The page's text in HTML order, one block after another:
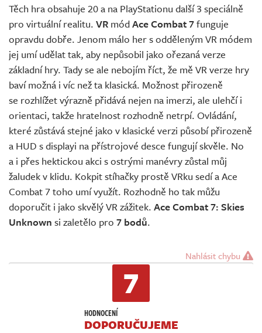
Těch hra obsahuje 20 a na PlayStationu další 3 speciálně
pro virtuální realitu. VR módAce Combat 7funguje
opravdu dobře. Jenom málo her s odděleným VR módem
jej umí udělat tak, aby nepůsobil jako ořezaná verze
základní hry. Tady se ale nebojím říct, že mě VR verze hry
baví možná i víc než ta klasická. Možnost přirozeně
se rozhlížet výrazně přidává nejen na imerzi, ale ulehčí i
orientaci, takže hratelnost rozhodně netrpí. Ovládání,
které zůstává stejné jako v klasické verzi působí přirozeně
a HUD s displayi na přístrojové desce fungují skvěle. No
a i přes hektickou akci s ostrými manévry zůstal můj
žaludek v klidu. Kokpit stíhačky prostě VRku sedí a Ace
Combat 7 toho umí využít. Rozhodně ho tak můžu
doporučit i jako skvělý VR zážitek. Ace Combat 7: Skies
Unknown si zaletělo pro 7 bodů.
Nahlásit chybu
7
HODNOCENÍ
DOPORUČUJEME